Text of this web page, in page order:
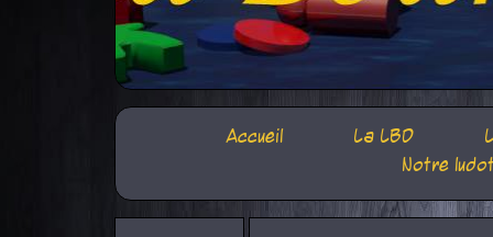
Accueil La LBD
Notre